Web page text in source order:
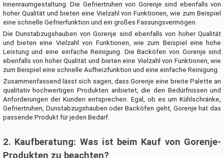
Innenraumgestaltung. Die Gefriertruhen von Gorenje sind ebenfalls von
hoher Qualität und bieten eine Vielzahl von Funktionen, wie zum Beispiel
eine schnelle Gefrierfunktion und ein großes Fassungsvermögen.
Die Dunstabzugshauben von Gorenje sind ebenfalls von hoher Qualität
und bieten eine Vielzahl von Funktionen, wie zum Beispiel eine hohe
Leistung und eine einfache Reinigung. Die Backöfen von Gorenje sind
ebenfalls von hoher Qualität und bieten eine Vielzahl von Funktionen, wie
zum Beispiel eine schnelle Aufheizfunktion und eine einfache Reinigung.
Zusammenfassend lässt sich sagen, dass Gorenje eine breite Palette an
qualitativ hochwertigen Produkten anbietet, die den Bedürfnissen und
Anforderungen der Kunden entsprechen. Egal, ob es um Kühlschränke,
Gefriertruhen, Dunstabzugshauben oder Backöfen geht, Gorenje hat das
passende Produkt für jeden Bedarf.
2. Kaufberatung: Was ist beim Kauf von Gorenje-
Produkten zu beachten?